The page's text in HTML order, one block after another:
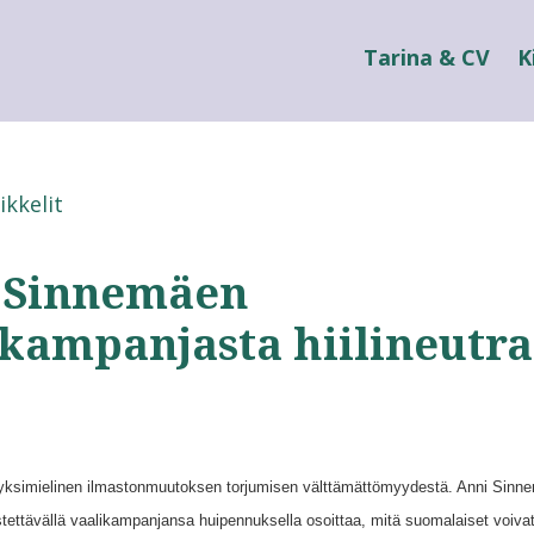
Tarina & CV
ilmastonmuutoksen torjumisen välttämättömyydestä. Anni
vaalikampanjansa huipennuksella osoittaa, mitä suomalaiset